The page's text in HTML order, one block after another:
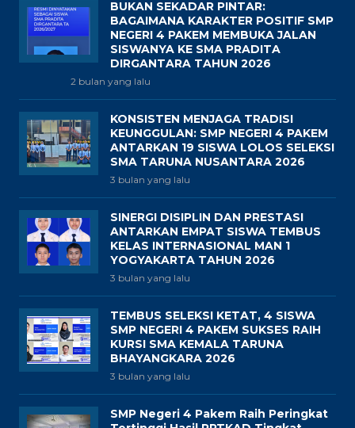
BUKAN SEKADAR PINTAR:
BAGAIMANA KARAKTER POSITIF SMP
NEGERI 4 PAKEM MEMBUKA JALAN
SISWANYA KE SMA PRADITA
DIRGANTARA TAHUN 2026
2 bulan yang lalu
KONSISTEN MENJAGA TRADISI
KEUNGGULAN: SMP NEGERI 4 PAKEM
ANTARKAN 19 SISWA LOLOS SELEKSI
SMA TARUNA NUSANTARA 2026
3 bulan yang lalu
SINERGI DISIPLIN DAN PRESTASI
ANTARKAN EMPAT SISWA TEMBUS
KELAS INTERNASIONAL MAN 1
YOGYAKARTA TAHUN 2026
3 bulan yang lalu
TEMBUS SELEKSI KETAT, 4 SISWA
SMP NEGERI 4 PAKEM SUKSES RAIH
KURSI SMA KEMALA TARUNA
BHAYANGKARA 2026
3 bulan yang lalu
SMP Negeri 4 Pakem Raih Peringkat